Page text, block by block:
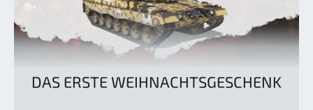
DAS ERSTE WEIHNACHTSGESCHENK